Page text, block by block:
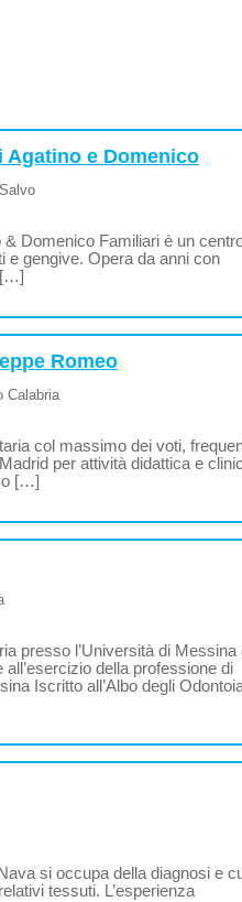
e Domenico
Domenico Familiari è un
e gengive. Opera da anni con
[…]
Romeo
Calabria
col massimo dei voti,
per attività didattica e
[…]
presso l’Università di Messina
della professione di
Iscritto all’Albo degli
si occupa della diagnosi e
tessuti. L’esperienza